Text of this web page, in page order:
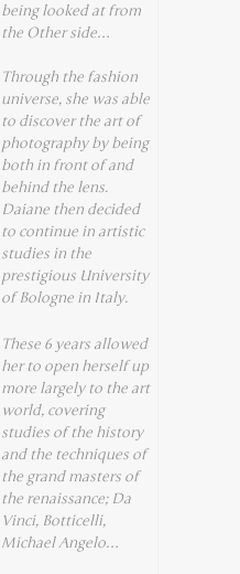
being looked at from
the Other side…
Through the fashion
universe, she was able
to discover the art of
photography by being
both in front of and
behind the lens.
Daiane then decided
to continue in artistic
studies in the
prestigious University
of Bologne in Italy.
These 6 years allowed
her to open herself up
more largely to the art
world, covering
studies of the history
and the techniques of
the grand masters of
the renaissance; Da
Vinci, Botticelli,
Michael Angelo…